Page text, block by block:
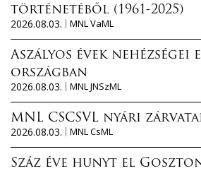
történetéből (1961-2025)
2026.08.03.
MNL VaML
Aszályos évek nehézségei
országban
2026.08.03.
MNL JNSzML
MNL CSCSVL nyári
2026.08.03.
MNL CsML
Száz éve hunyt el